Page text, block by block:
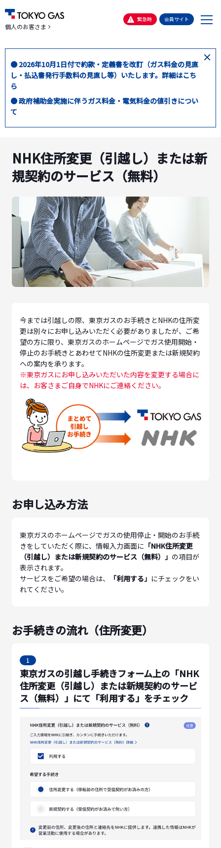
個人のお客さま
緊急時 会員サイト
メ
● 2026年10月1日付で約款・定義書を改訂（ガス料金の見直
し・払込書発行手数料の見直し等）いたします。詳細はこち
ら
● 政府補助金実施に伴うガス料金・電気料金の値引きについ
て
閉
NHK住所変更（引越し）または新
規契約のサービス（無料）
今までは引越しの際、東京ガスのお手続きとNHKの住所変
更は別々にお申し込みいただく必要がありましたが、ご希
望の方に限り、東京ガスのホームページでガス使用開始・
停止のお手続きとあわせてNHKの住所変更または新規契約
への案内を承ります。
※東京ガスにお申し込みいただいた内容を変更する場合に
は、お客さまご自身でNHKにご連絡ください。
お申し込み方法
東京ガスのホームページでガスの使用停止・開始のお手続
きをしていただく際に、情報入力画面に 「NHK住所変更
（引越し）または新規契約のサービス（無料）」 の項目が
表示されます。
サービスをご希望の場合は、
「利用する」 にチェックをい
れてください。
お手続きの流れ（住所変更）
1
東京ガスの引越し手続きフォーム上の「NHK
住所変更（引越し）または新規契約のサービ
ス（無料）」にて「利用する」をチェック